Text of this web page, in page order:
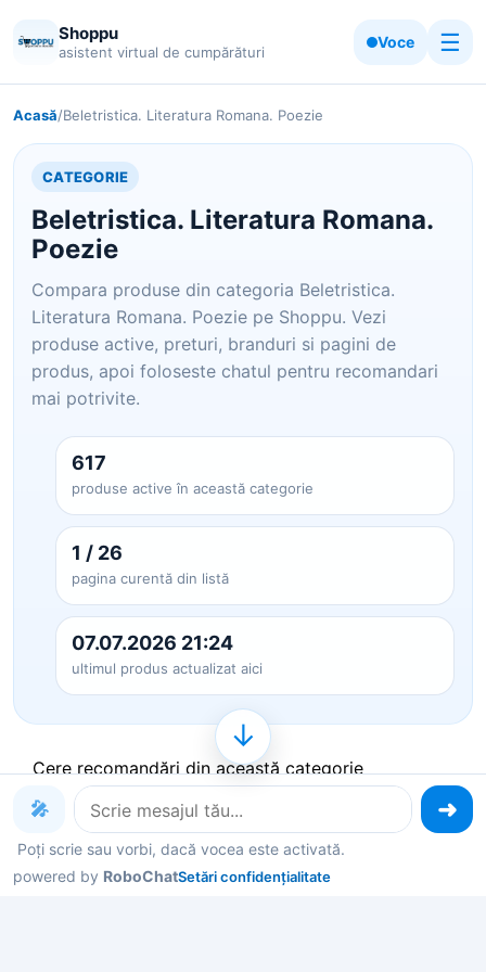
Shoppu
asistent virtual de cumpărături
Voce ☰
Acasă/Beletristica. Literatura Romana. Poezie
CATEGORIE
Beletristica. Literatura Romana.
Poezie
Compara produse din categoria Beletristica.
Literatura Romana. Poezie pe Shoppu. Vezi
produse active, preturi, branduri si pagini de
produs, apoi foloseste chatul pentru recomandari
mai potrivite.
617
produse active în această categorie
1 / 26
pagina curentă din listă
07.07.2026 21:24
ultimul produs actualizat aici
Cere recomandări din această categorie
Produse pe care le poți explora
acum
🎤
Poți scrie sau vorbi, dacă vocea este activată.
powered by RoboChatSetări confidențialitate
↓